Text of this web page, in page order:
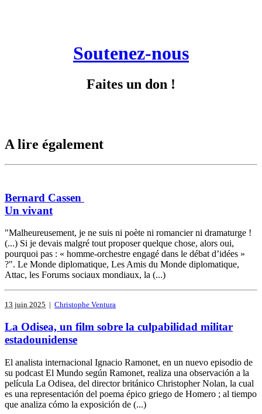
Soutenez-nous
Faites un don !
A lire également
Bernard Cassen
Un vivant
"Malheureusement, je ne suis ni poète ni romancier ni dramaturge !
(...) Si je devais malgré tout proposer quelque chose, alors oui,
pourquoi pas : « homme-orchestre engagé dans le débat d’idées »
?". Le Monde diplomatique, Les Amis du Monde diplomatique,
Attac, les Forums sociaux mondiaux, la (...)
13 juin 2025 | Christophe Ventura
La Odisea, un film sobre la culpabilidad militar
estadounidense
El analista internacional Ignacio Ramonet, en un nuevo episodio de
su podcast El Mundo según Ramonet, realiza una observación a la
película La Odisea, del director británico Christopher Nolan, la cual
es una representación del poema épico griego de Homero ; al tiempo
que analiza cómo la exposición de (...)